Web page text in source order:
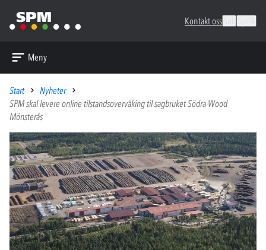
Kontakt oss
Meny
Start
Nyheter
SPM skal levere online tilstandsovervåking til sagbruket Södra Wood
Mönsterås